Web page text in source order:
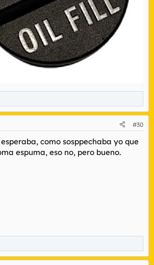
#30
como sosppechaba yo que
espuma, eso no, pero bueno.